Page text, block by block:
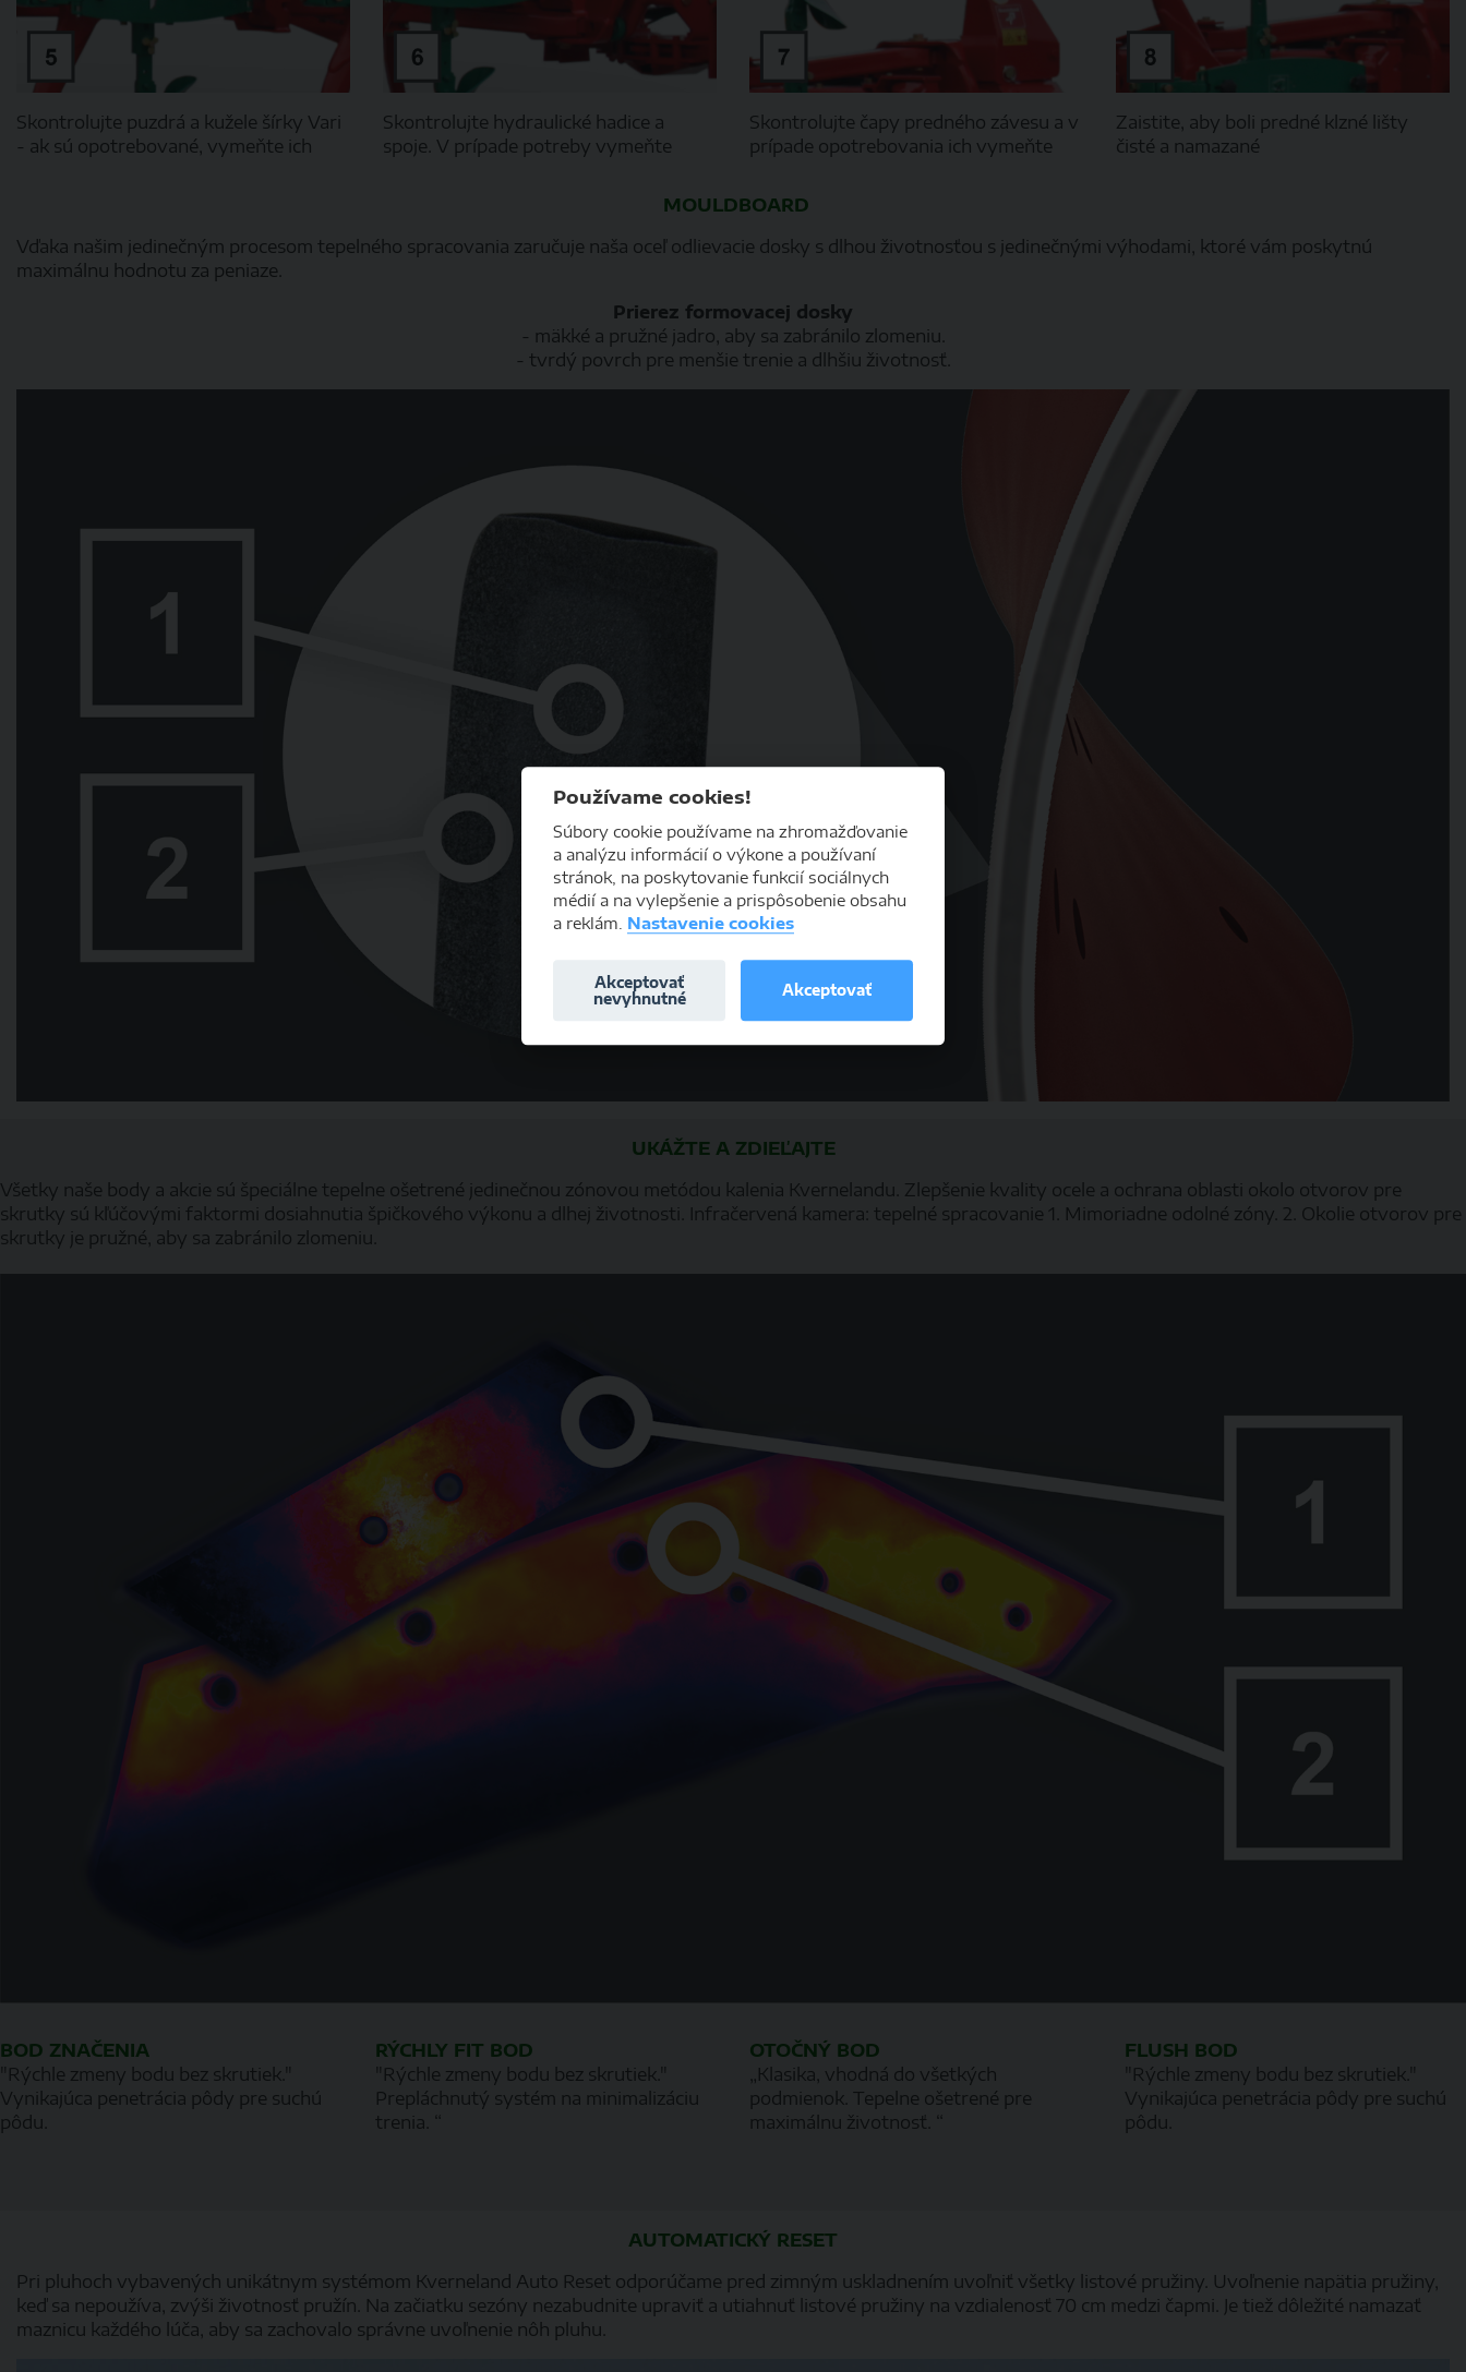
Skontrolujte puzdrá a kužele šírky Vari
- ak sú opotrebované, vymeňte ich
Skontrolujte hydraulické hadice a
spoje. V prípade potreby vymeňte
Skontrolujte čapy predného závesu a v
prípade opotrebovania ich vymeňte
Zaistite, aby boli predné klzné lišty
čisté a namazané
MOULDBOARD
Vďaka našim jedinečným procesom tepelného spracovania zaručuje naša oceľ odlievacie dosky s dlhou životnosťou s jedinečnými výhodami, ktoré vám poskytnú
maximálnu hodnotu za peniaze.
Prierez formovacej dosky
- mäkké a pružné jadro, aby sa zabránilo zlomeniu.
- tvrdý povrch pre menšie trenie a dlhšiu životnosť.
UKÁŽTE A ZDIEĽAJTE
Všetky naše body a akcie sú špeciálne tepelne ošetrené jedinečnou zónovou metódou kalenia Kvernelandu. Zlepšenie kvality ocele a ochrana oblasti okolo otvorov pre
skrutky sú kľúčovými faktormi dosiahnutia špičkového výkonu a dlhej životnosti. Infračervená kamera: tepelné spracovanie 1. Mimoriadne odolné zóny. 2. Okolie otvorov pre
skrutky je pružné, aby sa zabránilo zlomeniu.
BOD ZNAČENIA
"Rýchle zmeny bodu bez skrutiek."
Vynikajúca penetrácia pôdy pre suchú
pôdu.
RÝCHLY FIT BOD
"Rýchle zmeny bodu bez skrutiek."
Prepláchnutý systém na minimalizáciu
trenia. “
OTOČNÝ BOD
„Klasika, vhodná do všetkých
podmienok. Tepelne ošetrené pre
maximálnu životnosť. “
FLUSH BOD
"Rýchle zmeny bodu bez skrutiek."
Vynikajúca penetrácia pôdy pre suchú
pôdu.
AUTOMATICKÝ RESET
Pri pluhoch vybavených unikátnym systémom Kverneland Auto Reset odporúčame pred zimným uskladnením uvoľniť všetky listové pružiny. Uvoľnenie napätia pružiny,
keď sa nepoužíva, zvýši životnosť pružín. Na začiatku sezóny nezabudnite upraviť a utiahnuť listové pružiny na vzdialenosť 70 cm medzi čapmi. Je tiež dôležité namazať
maznicu každého lúča, aby sa zachovalo správne uvoľnenie nôh pluhu.
Používame cookies!
Súbory cookie používame na zhromažďovanie
a analýzu informácií o výkone a používaní
stránok, na poskytovanie funkcií sociálnych
médií a na vylepšenie a prispôsobenie obsahu
a reklám. Nastavenie cookies
Akceptovať
nevyhnutné
Akceptovať